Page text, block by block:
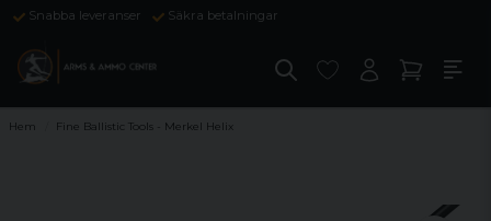
Snabba leveranser Säkra betalningar
Hem Fine Ballistic Tools - Merkel Helix